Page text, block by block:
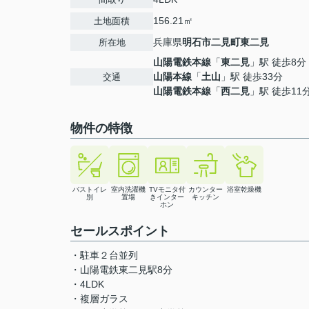
土地面積 156.21㎡
所在地 兵庫県明石市二見町東二見
交通
山陽電鉄本線 「東二見 」駅 徒歩8分
山陽本線 「土山 」駅 徒歩33分
山陽電鉄本線 「西二見 」駅 徒歩11
物件の特徴
バストイレ
別
室内洗濯機
置場
TVモニタ付
きインター
ホン
カウンター
キッチン
浴室乾燥機
セールスポイント
・駐車２台並列
・山陽電鉄東二見駅8分
・4LDK
・複層ガラス